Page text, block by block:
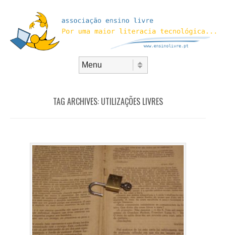
TAG ARCHIVES: UTILIZAÇÕES LIVRES